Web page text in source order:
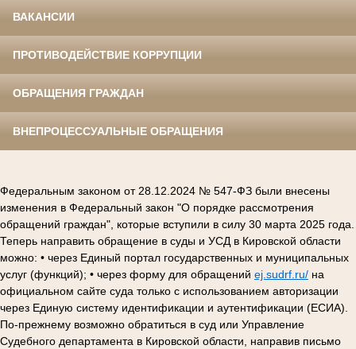
ВАКАНСИИ
ПРОТИВОДЕЙСТВИЕ КОРРУПЦИИ
ОБРАЩЕНИЯ ГРАЖДАН
ВНЕПРОЦЕССУАЛЬНЫЕ ОБРАЩЕНИЯ
Федеральным законом от 28.12.2024 № 547-ФЗ были внесены
изменения в Федеральный закон "О порядке рассмотрения
обращений граждан", которые вступили в силу 30 марта 2025 года.
Теперь направить обращение в суды и УСД в Кировской области
можно: • через Единый портал государственных и муниципальных
услуг (функций); • через форму для обращений ej.sudrf.ru/ на
официальном сайте суда только с использованием авторизации
через Единую систему идентификации и аутентификации (ЕСИА).
По-прежнему возможно обратиться в суд или Управление
Судебного департамента в Кировской области, направив письмо